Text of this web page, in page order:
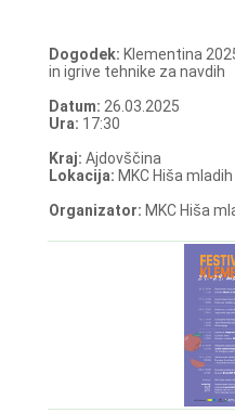
Dogodek: Klementina
in igrive tehnike za navdih
Datum: 26.03.2025
Ura: 17:30
Kraj: Ajdovščina
Lokacija: MKC Hiša
Organizator: MKC Hiša